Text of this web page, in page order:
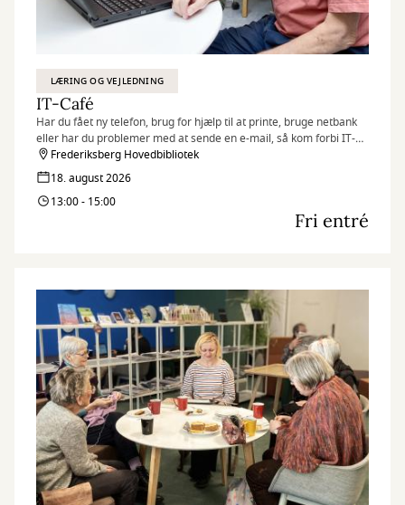
LÆRING OG VEJLEDNING
IT-Café
Har du fået ny telefon, brug for hjælp til at printe, bruge netbank
eller har du problemer med at sende en e-mail, så kom forbi IT-
caféen.
Hver tirsdag og torsdag byder en fast gruppe IT-kyndige frivillige
dig velkommen med en kop kaffe og hjælp til det, du har brug for.
Frederiksberg Hovedbibliotek
18. august 2026
13:00 - 15:00
Fri entré